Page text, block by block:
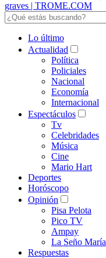
Lo último
Actualidad
Política
Policiales
Nacional
Economía
Internacional
Espectáculos
Tv
Celebridades
Música
Cine
Mario Hart
Deportes
Horóscopo
Opinión
Pisa Pelota
Pico TV
Ampay
La Seño María
Respuestas